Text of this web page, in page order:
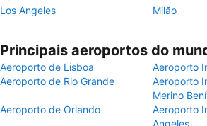
Los Angeles
Milão
Principais aeroportos do
Aeroporto de Lisboa
Aeroporto
Aeroporto de Rio Grande
Aeroporto
Merino
Aeroporto de Orlando
Aeroporto
Angeles